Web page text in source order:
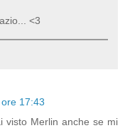
<3
17:43
visto Merlin anche se mi